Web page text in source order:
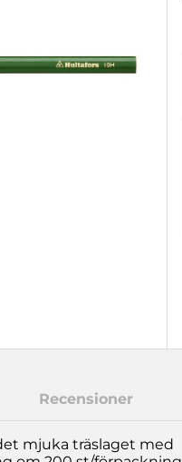
Recensioner
mjuka träslaget med